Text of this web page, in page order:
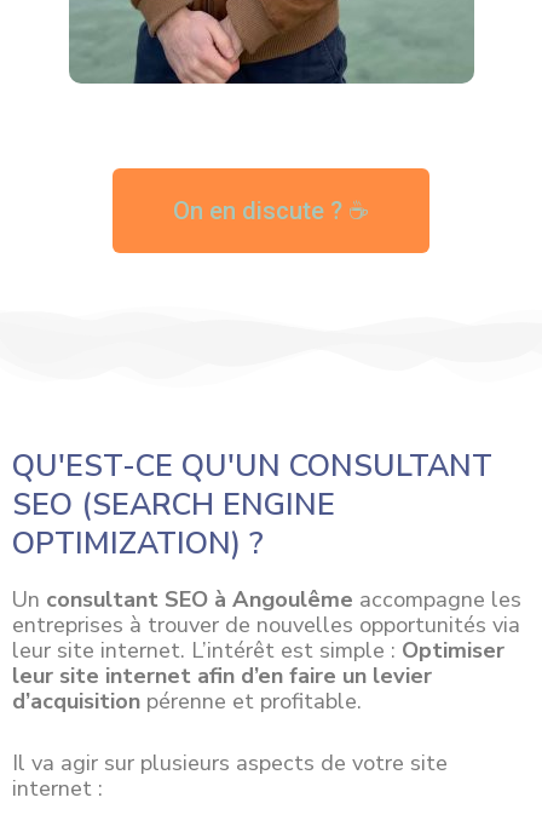
On en discute ? ☕
QU'EST-CE QU'UN CONSULTANT
SEO (SEARCH ENGINE
OPTIMIZATION) ?
Un consultant SEO à Angoulême accompagne les
entreprises à trouver de nouvelles opportunités via
leur site internet. L’intérêt est simple : Optimiser
leur site internet afin d’en faire un levier
d’acquisition pérenne et profitable.
Il va agir sur plusieurs aspects de votre site
internet :